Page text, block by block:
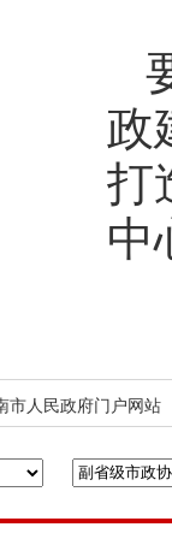
政
打
中
市人民政府门户网站